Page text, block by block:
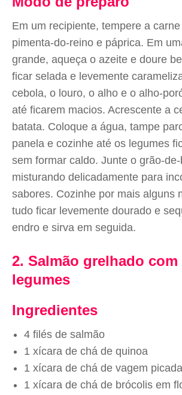
Em um recipiente, tempere a
pimenta-do-reino e páprica. Em
grande, aqueça o azeite e doure
ficar selada e levemente
cebola, o louro, o alho e o alho-
até ficarem macios. Acrescente a
batata. Coloque a água, tampe
panela e cozinhe até os legumes
sem formar caldo. Junte o grão-
misturando delicadamente para
sabores. Cozinhe por mais alguns
tudo ficar levemente dourado e
endro e sirva em seguida.
2. Salmão grelhado
legumes
Ingredientes
4 filés de salmão
1 xícara de chá de quinoa
1 xícara de chá de vagem picada
1 xícara de chá de brócolis em